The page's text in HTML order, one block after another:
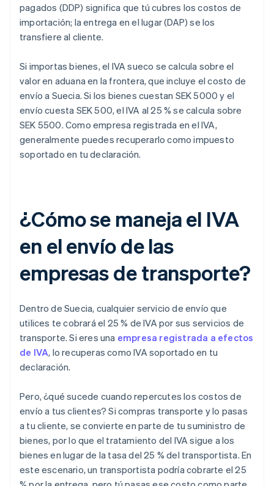
pagados (DDP) significa que tú cubres los costos de
importación; la entrega en el lugar (DAP) se los
transfiere al cliente.
Si importas bienes, el IVA sueco se calcula sobre el
valor en aduana en la frontera, que incluye el costo de
envío a Suecia. Si los bienes cuestan SEK 5000 y el
envío cuesta SEK 500, el IVA al 25 % se calcula sobre
SEK 5500. Como empresa registrada en el IVA,
generalmente puedes recuperarlo como impuesto
soportado en tu declaración.
¿Cómo se maneja el IVA
en el envío de las
empresas de transporte?
Dentro de Suecia, cualquier servicio de envío que
utilices te cobrará el 25 % de IVA por sus servicios de
transporte. Si eres una empresa registrada a efectos
de IVA, lo recuperas como IVA soportado en tu
declaración.
Pero, ¿qué sucede cuando repercutes los costos de
envío a tus clientes? Si compras transporte y lo pasas
a tu cliente, se convierte en parte de tu suministro de
bienes, por lo que el tratamiento del IVA sigue a los
bienes en lugar de la tasa del 25 % del transportista. En
este escenario, un transportista podría cobrarte el 25